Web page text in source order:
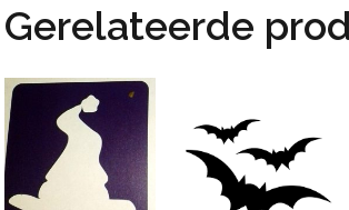
Gerelateerde